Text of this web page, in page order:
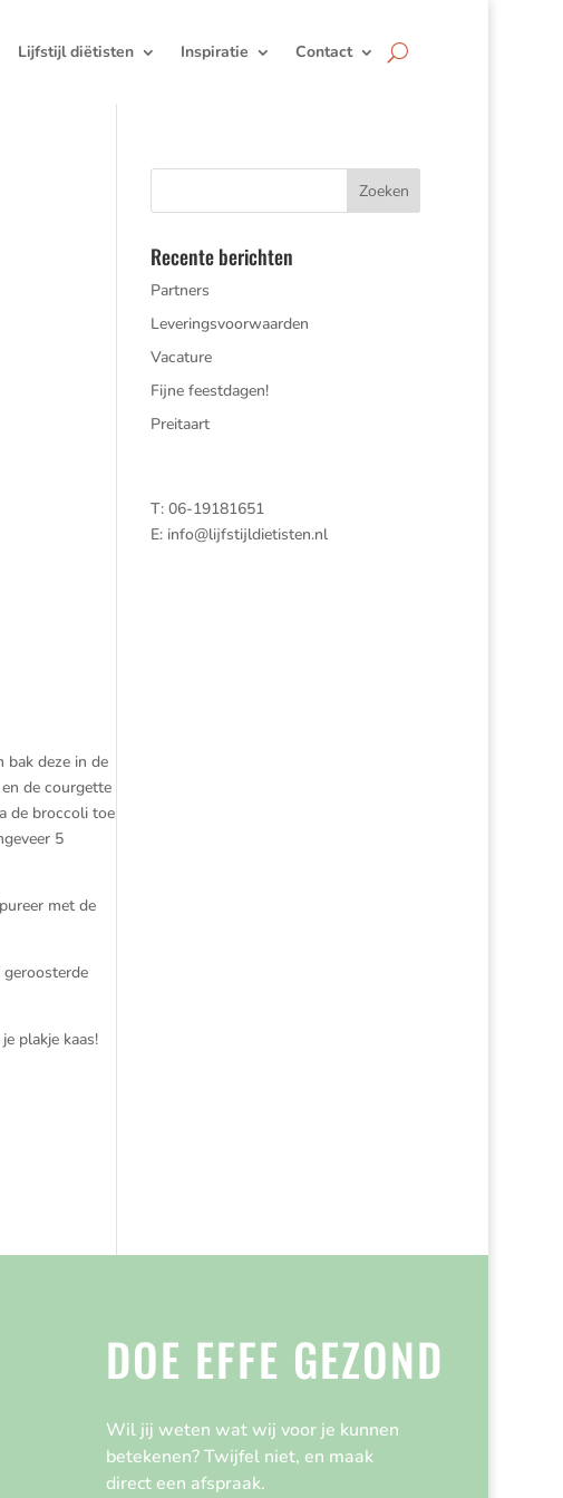
Lijfstijl diëtisten Inspiratie Contact
deze in de
de courgette
de broccoli toe
5
met de
plakje kaas!
Recente berichten
Partners
Leveringsvoorwaarden
Vacature
Fijne feestdagen!
Preitaart
T: 06-19181651
E: info@lijfstijldietisten.nl
DOE EFFE GEZOND
Wil jij weten wat wij voor je kunnen
betekenen? Twijfel niet, en maak
direct een afspraak.